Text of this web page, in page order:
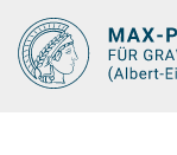
Hauptinhalt